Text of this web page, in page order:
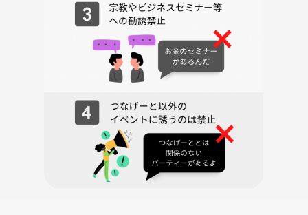
🟨🟨🟨🟨🟨🟨 スケジュール 🟨🟨🟨🟨🟨🟨
(南海 浜寺公園駅下車、西出口正面)
⚫︎料理準備(火おこしなど)🔥